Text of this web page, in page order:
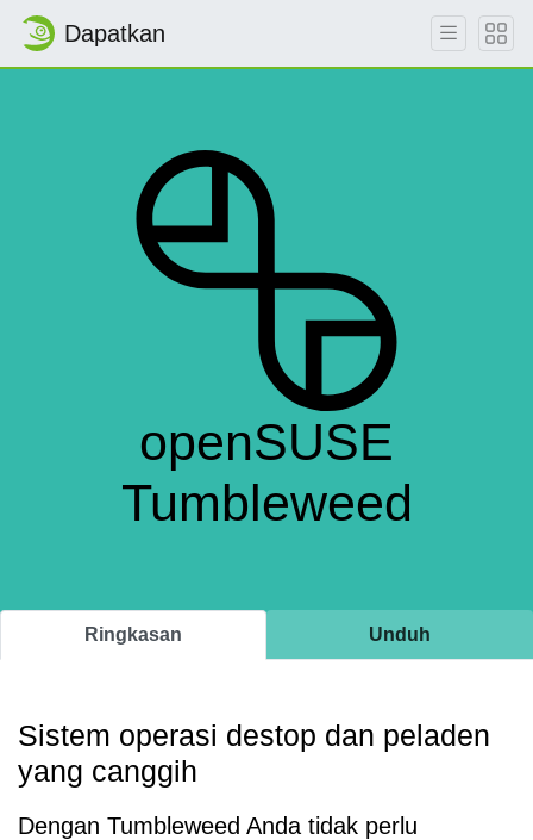
Dapatkan
openSUSE
Tumbleweed
Ringkasan Unduh
Sistem operasi destop dan peladen
yang canggih
Dengan Tumbleweed Anda tidak perlu